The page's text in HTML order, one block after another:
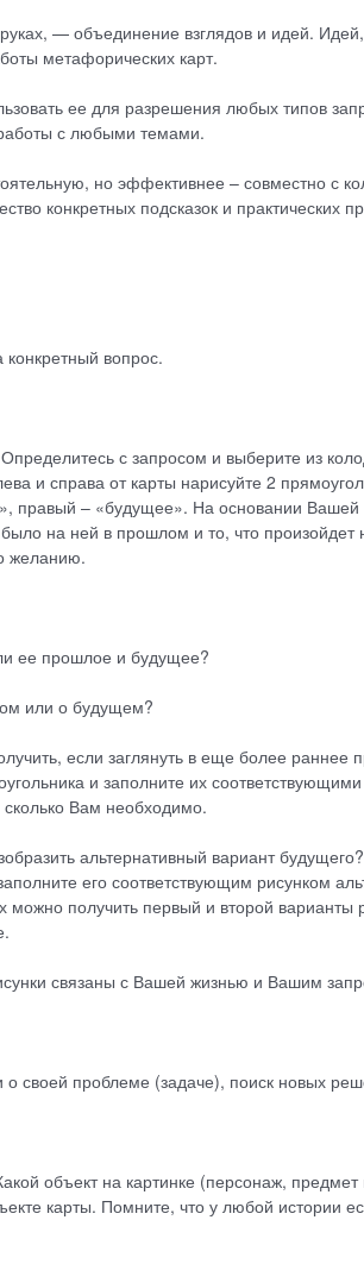
— объединение взглядов и идей.
метафорических карт.
ее для разрешения любых типов
работы с любыми темами.
но эффективнее – совместно с
конкретных подсказок и практических
вопрос.
с запросом и выберите из
и справа от карты нарисуйте 2
правый – «будущее». На основании Вашей
на ней в прошлом и то, что
желанию.
ее прошлое и будущее?
или о будущем?
если заглянуть в еще более раннее
и заполните их
Вам необходимо.
альтернативный вариант
его соответствующим рисунком
получить первый и второй варианты
связаны с Вашей жизнью и Вашим
своей проблеме (задаче), поиск новых
объект на картинке (персонаж,
карты. Помните, что у любой истории